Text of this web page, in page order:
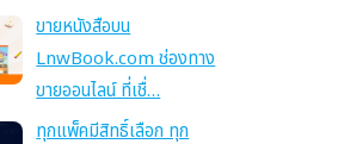
ขายหนังสือบน
LnwBook.com ช่องทาง
ขายออนไลน์ ที่เชื่…
ทุกแพ็คมีสิทธิ์เลือก ทุก